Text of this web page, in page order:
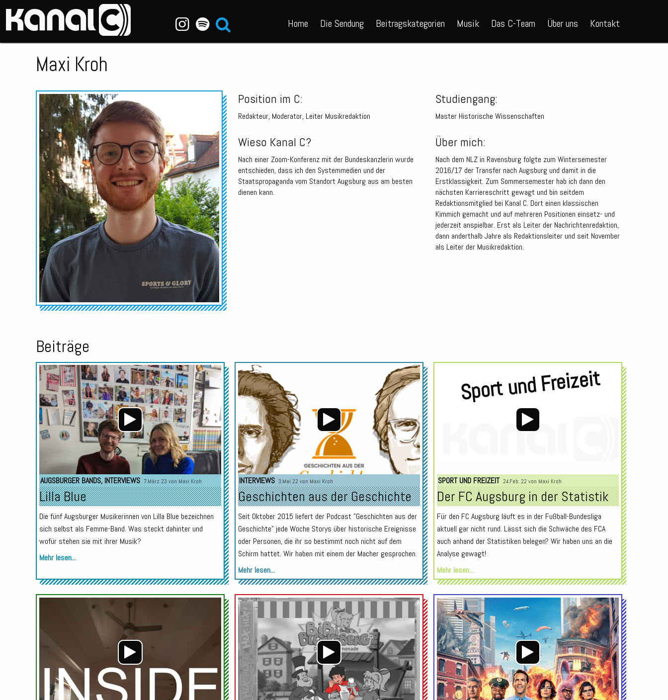
Home Die Sendung Beitragskategorien Musik Das C-Team Über uns Kontakt
Maxi Kroh
Position im C:
Redakteur, Moderator, Leiter Musikredaktion
Studiengang:
Master Historische Wissenschaften
Wieso Kanal C?
Nach einer Zoom-Konferenz mit der Bundeskanzlerin wurde
entschieden, dass ich den Systemmedien und der
Staatspropaganda vom Standort Augsburg aus am besten
dienen kann.
Über mich:
Nach dem NLZ in Ravensburg folgte zum Wintersemester
2016/17 der Transfer nach Augsburg und damit in die
Erstklassigkeit. Zum Sommersemester hab ich dann den
nächsten Karriereschritt gewagt und bin seitdem
Redaktionsmitglied bei Kanal C. Dort einen klassischen
Kimmich gemacht und auf mehreren Positionen einsetz- und
jederzeit anspielbar. Erst als Leiter der Nachrichtenredaktion,
dann anderthalb Jahre als Redaktionsleiter und seit November
als Leiter der Musikredaktion.
Beiträge
Audio-
Player
AUGSBURGER BANDS, INTERVIEWS 7.März 23 von Maxi Kroh
Lilla Blue
Die fünf Augsburger Musikerinnen von Lilla Blue bezeichnen
sich selbst als Femme-Band. Was steckt dahinter und
wofür stehen sie mit ihrer Musik?
Mehr lesen...
Audio-
Player
INTERVIEWS 3.Mai 22 von Maxi Kroh
Geschichten aus der Geschichte
Seit Oktober 2015 liefert der Podcast "Geschichten aus der
Geschichte" jede Woche Storys über historische Ereignisse
oder Personen, die ihr so bestimmt noch nicht auf dem
Schirm hattet. Wir haben mit einem der Macher gesprochen.
Mehr lesen...
Sport und Freizeit
Player
SPORT UND FREIZEIT 24.Feb. 22 von Maxi Kroh
Der FC Augsburg in der Statistik
Für den FC Augsburg läuft es in der Fußball-Bundesliga
aktuell gar nicht rund. Lässt sich die Schwäche des FCA
auch anhand der Statistiken belegen? Wir haben uns an die
Analyse gewagt!
Mehr lesen...
Audio-
Player
Audio-
Player
Audio-
Player